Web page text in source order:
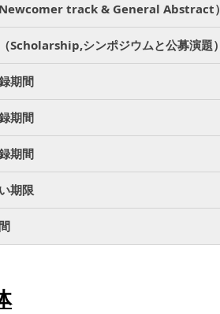
track & General Abstract）
Scholarship,シンポジウムと公募演題）
期間
期間
期間
期限